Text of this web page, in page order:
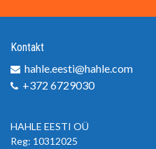
Kontakt
hahle.eesti@hahle.com
+372 6729030
HAHLE EESTI OÜ
Reg: 10312025